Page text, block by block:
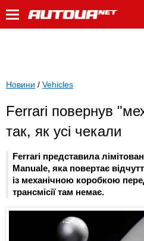
Новини / Vehicles
Ferrari повернув
так, як усі чекали
Ferrari представила
Manuale, яка повертає
із механічною коробкою
трансмісії там немає.